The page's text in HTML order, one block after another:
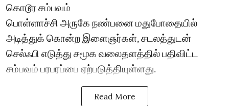
கொடூர சம்பவம்
பொள்ளாச்சி அருகே நண்பனை மதுபோதையில்
அடித்துக் கொன்ற இளைஞர்கள், சடலத்துடன்
செல்ஃபி எடுத்து சமூக வலைதளத்தில் பதிவிட்ட
சம்பவம் பரபரப்பை ஏற்படுத்தியுள்ளது.
Read More